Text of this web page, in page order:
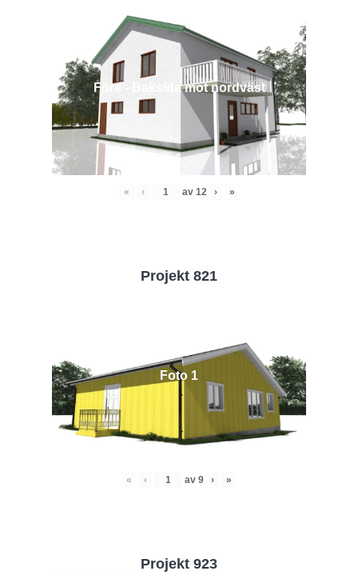
Före - Baksida mot nordväst
« ‹ av 12 › »
Projekt 821
Foto 1
« ‹ av 9 › »
Projekt 923